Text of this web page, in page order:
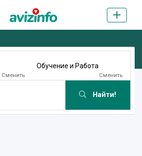
Сменить
Обучение и Работа
Сменить
Найти!